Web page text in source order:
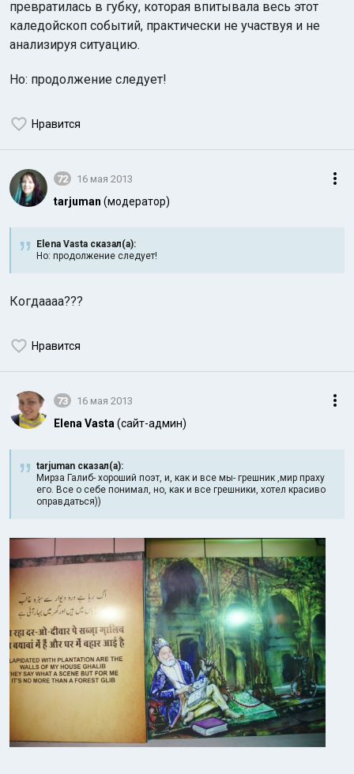
превратилась в губку, которая впитывала весь этот
каледойскоп событий, практически не участвуя и не
анализируя ситуацию.
Но: продолжение следует!
Нравится
72 16 мая 2013
tarjuman (модератор)
Elena Vasta сказал(а):
Но: продолжение следует!
Когдаааа???
Нравится
73 16 мая 2013
Elena Vasta (сайт-админ)
tarjuman сказал(а):
Мирза Галиб- хороший поэт, и, как и все мы- грешник ,мир праху
его. Все о себе понимал, но, как и все грешники, хотел красиво
оправдаться))